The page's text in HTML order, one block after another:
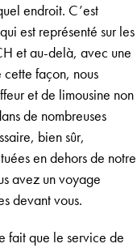
endroit. C’est
est représenté sur les
et au-delà, avec une
façon, nous
et de limousine non
de nombreuses
bien sûr,
en dehors de notre
avez un voyage
devant vous.
fait que le service de